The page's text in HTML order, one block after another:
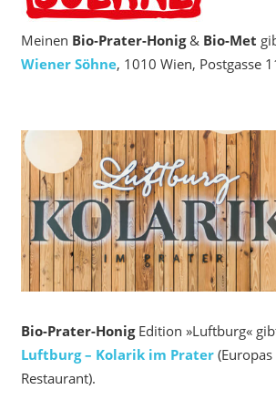
Meinen Bio‑Prater-Honig& Bio-Met
Wiener Söhne, 1010 Wien, Postgasse
Bio-Prater-HonigEdition »Luftburg«
Luftburg – Kolarik im Prater(Europas
Restaurant).